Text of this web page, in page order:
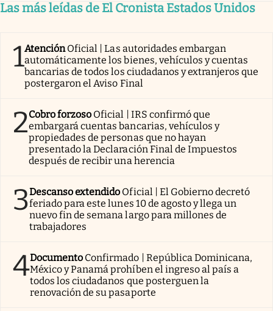
Las más leídas de El Cronista Estados Unidos
1AtenciónOficial | Las autoridades embargan
automáticamente los bienes, vehículos y cuentas
bancarias de todos los ciudadanos y extranjeros que
postergaron el Aviso Final
2Cobro forzoso Oficial | IRS confirmó que
embargará cuentas bancarias, vehículos y
propiedades de personas que no hayan
presentado la Declaración Final de Impuestos
después de recibir una herencia
3Descanso extendido Oficial | El Gobierno decretó
feriado para este lunes 10 de agosto y llega un
nuevo fin de semana largo para millones de
trabajadores
4Documento Confirmado | República Dominicana,
México y Panamá prohíben el ingreso al país a
todos los ciudadanos que posterguen la
renovación de su pasaporte